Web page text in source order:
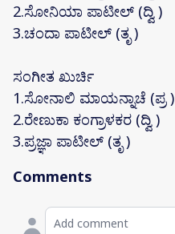
2.ಸೋನಿಯಾ ಪಾಟೀಲ್ (ದ್ವಿ )
3.ಚಂದಾ ಪಾಟೀಲ್ (ತೃ )
ಸಂಗೀತ ಖುರ್ಚಿ
1.ಸೋನಾಲಿ ಮಾಯನ್ನಾಚೆ (ಪ್ರ )
2.ರೇಣುಕಾ ಕಂಗ್ರಾಳಕರ (ದ್ವಿ )
3.ಪ್ರಜ್ಞಾ ಪಾಟೀಲ್ (ತೃ )
Comments